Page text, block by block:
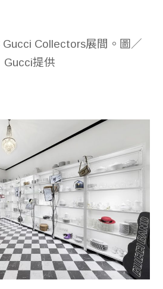
Gucci Collectors展間。圖／
Gucci提供